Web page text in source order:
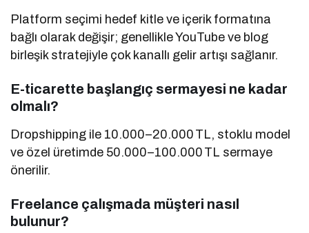
Platform seçimi hedef kitle ve içerik formatına
bağlı olarak değişir; genellikle YouTube ve blog
birleşik stratejiyle çok kanallı gelir artışı sağlanır.
E-ticarette başlangıç sermayesi ne kadar
olmalı?
Dropshipping ile 10.000–20.000 TL, stoklu model
ve özel üretimde 50.000–100.000 TL sermaye
önerilir.
Freelance çalışmada müşteri nasıl
bulunur?